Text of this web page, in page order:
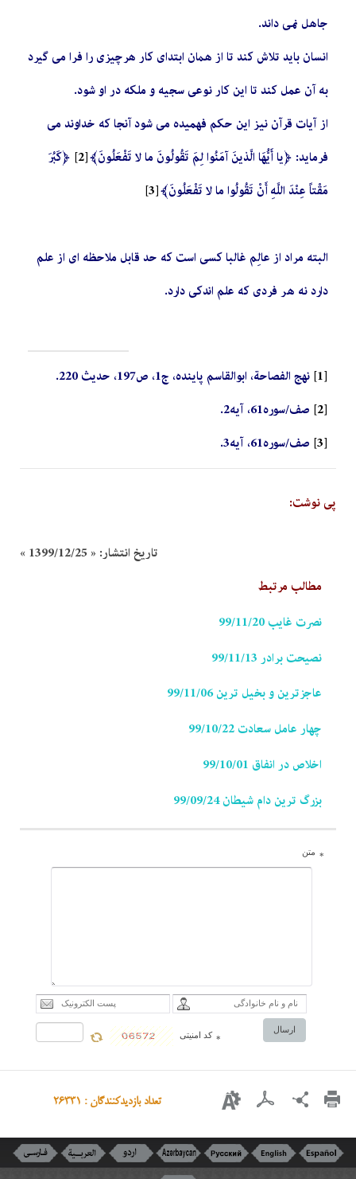
جاهل نمی داند.
انسان باید تلاش کند تا از همان ابتدای کار هرچیزی را فرا می گیرد
به آن عمل کند تا این کار نوعی سجیه و ملکه در او شود.
از آیات قرآن نیز این حکم فهمیده می شود آنجا که خداوند می
فرماید: ﴿يا أَيُّهَا الَّذينَ آمَنُوا لِمَ‌ تَقُولُونَ‌ ما لا تَفْعَلُونَ﴾[2] ﴿كَبُرَ
مَقْتاً عِنْدَ اللَّهِ أَنْ تَقُولُوا ما لا تَفْعَلُونَ﴾[3]
البته مراد از عالِم غالبا کسی است که حد قابل ملاحظه ای از علم
دارد نه هر فردی که علم اندکی دارد.
[1] نهج الفصاحة، ابوالقاسم پاینده، ج1، ص197، حدیث 220
.
[2] صف/سوره61، آیه2
.
[3] صف/سوره61، آیه3 .
پی نوشت:
تاریخ انتشار: « 1399/12/25 »
مطالب مرتبط
نصرت غایب 99/11/20
نصیحت برادر 99/11/13
عاجزترین و بخیل ترین 99/11/06
چهار عامل سعادت 99/10/22
اخلاص در انفاق 99/10/01
بزرگ ترین دام شیطان 99/09/24
* متن
ارسال
* کد امنیتی
تعداد بازدیدکنندگان : 26331